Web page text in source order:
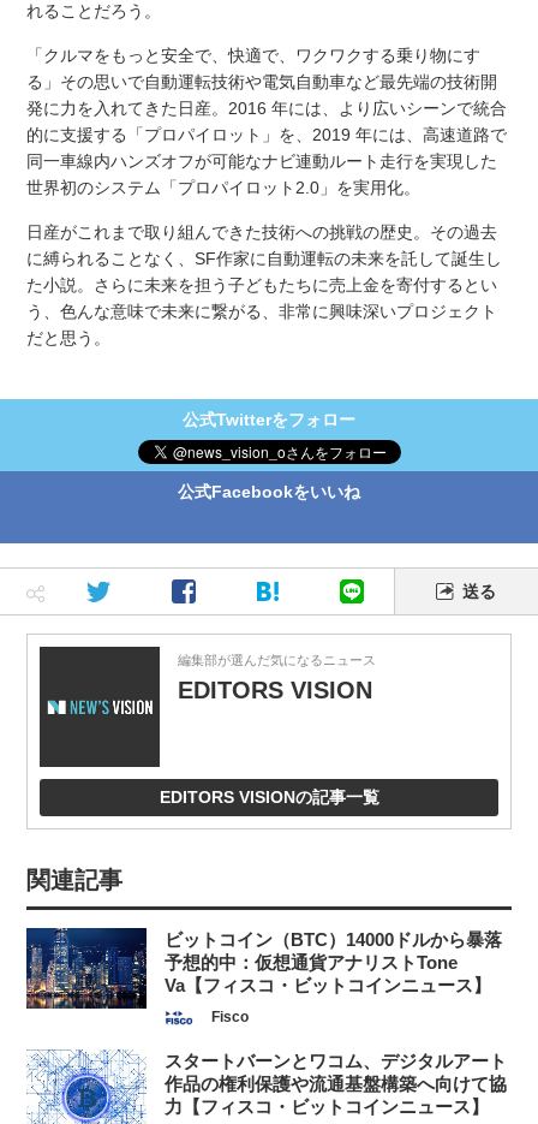
れることだろう。
「クルマをもっと安全で、快適で、ワクワクする乗り物にす
る」その思いで自動運転技術や電気自動車など最先端の技術開
発に力を入れてきた日産。2016 年には、より広いシーンで統合
的に支援する「プロパイロット」を、2019 年には、高速道路で
同一車線内ハンズオフが可能なナビ連動ルート走行を実現した
世界初のシステム「プロパイロット2.0」を実用化。
日産がこれまで取り組んできた技術への挑戦の歴史。その過去
に縛られることなく、SF作家に自動運転の未来を託して誕生し
た小説。さらに未来を担う子どもたちに売上金を寄付するとい
う、色んな意味で未来に繋がる、非常に興味深いプロジェクト
だと思う。
公式Twitterをフォロー
公式Facebookをいいね
送る
編集部が選んだ気になるニュース
EDITORS VISION
EDITORS VISIONの記事一覧
関連記事
ビットコイン（BTC）14000ドルから暴落
予想的中：仮想通貨アナリストTone
Va【フィスコ・ビットコインニュース】
Fisco
スタートバーンとワコム、デジタルアート
作品の権利保護や流通基盤構築へ向けて協
力【フィスコ・ビットコインニュース】